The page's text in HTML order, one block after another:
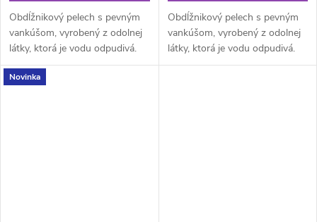
Obdĺžnikový pelech s pevným
vankúšom, vyrobený z odolnej
látky, ktorá je vodu odpudivá.
Vizuálne ho zdobí vzor s
labkami, ktorý prináša hravosť a
Obdĺžnikový pelech s pevným
vankúšom, vyrobený z odolnej
látky, ktorá je vodu odpudivá.
Vizuálne ho zdobí vzor s
Novinka